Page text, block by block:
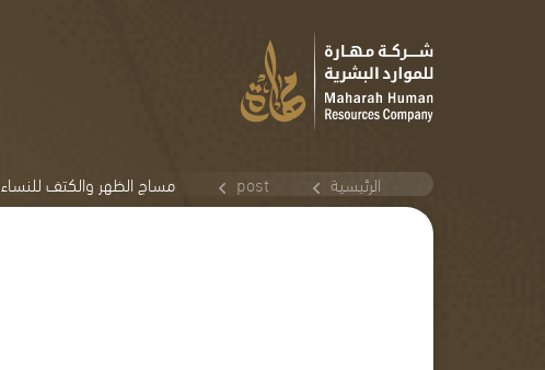
الرئيسية post مساج الظهر والكتف للنساء